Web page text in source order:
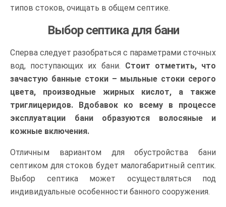
типов стоков, очищать в общем септике.
Выбор септика для бани
Сперва следует разобраться с параметрами сточных
вод, поступающих их бани. Стоит отметить, что
зачастую банные стоки – мыльные стоки серого
цвета, производные жирных кислот, а также
триглицеридов. Вдобавок ко всему в процессе
эксплуатации бани образуются волосяные и
кожные включения.
Отличным вариантом для обустройства бани
септиком для стоков будет малогабаритный септик.
Выбор септика может осуществляться под
индивидуальные особенности банного сооружения.